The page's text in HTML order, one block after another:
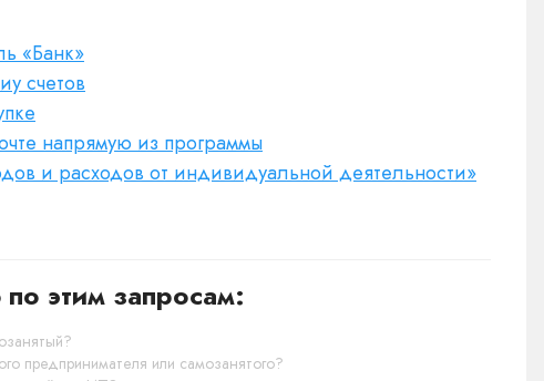
«Банк»
счетов
напрямую из программы
и расходов от индивидуальной деятельности»
этим запросам:
предпринимателя или самозанятого?